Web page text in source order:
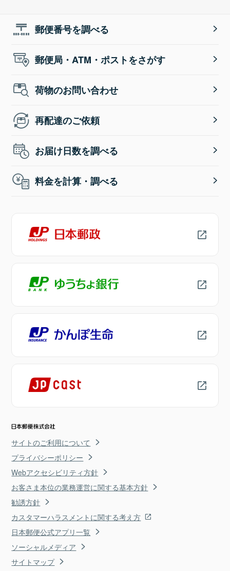
郵便番号を調べる
郵便局・ATM・ポストをさがす
荷物のお問い合わせ
再配達のご依頼
お届け日数を調べる
料金を計算・調べる
サイトのご利用について
プライバシーポリシー
Webアクセシビリティ方針
お客さま本位の業務運営に関する基本方針
勧誘方針
カスタマーハラスメントに関する考え方
日本郵便公式アプリ一覧
ソーシャルメディア
サイトマップ